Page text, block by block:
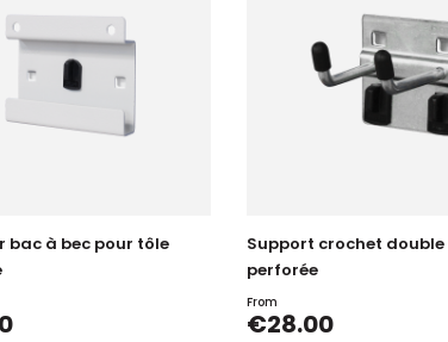
bac à bec pour tôle
Support crochet
perforée
From
Price
€28.00